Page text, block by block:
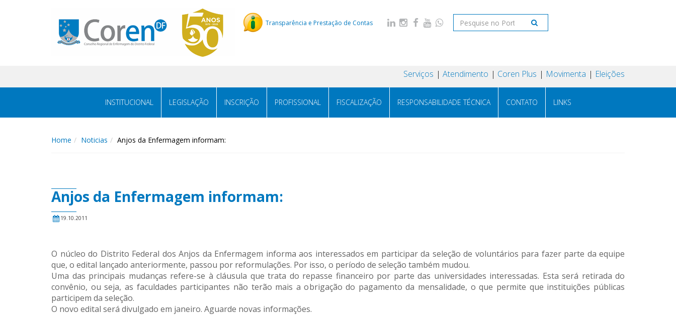
Transparência e Prestação de Contas
Serviços Atendimento Coren Plus Movimenta Eleições
INSTITUCIONAL LEGISLAÇÃO INSCRIÇÃO PROFISSIONAL FISCALIZAÇÃO RESPONSABILIDADE TÉCNICA CONTATO LINKS
Home Noticias Anjos da Enfermagem informam:
Anjos da Enfermagem informam:
19.10.2011
O núcleo do Distrito Federal dos Anjos da Enfermagem informa aos interessados em participar da seleção de voluntários para fazer parte da equipe
que, o edital lançado anteriormente, passou por reformulações. Por isso, o período de seleção também mudou.
Uma das principais mudanças refere-se à cláusula que trata do repasse financeiro por parte das universidades interessadas. Esta será retirada do
convênio, ou seja, as faculdades participantes não terão mais a obrigação do pagamento da mensalidade, o que permite que instituições públicas
participem da seleção.
O novo edital será divulgado em janeiro. Aguarde novas informações.